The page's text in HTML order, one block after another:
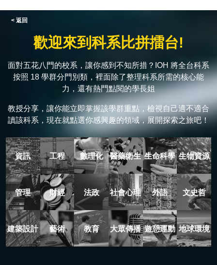
< 返回
歡迎來到科系比拼擂台!
面對五花八門的校系，讓你感到不知所措？IOH 將全台科系
按照 18 學群分門別類，裡面除了整理科系所需的核心能
力，還有熱門點閱的學長姐
教授分享，讓你能立即掌握該學群重點，檢視自己適不適合
讀該科系，現在就點選你感興趣的領域，展開探索之旅吧！
資訊 工程 數理化 醫藥衛生 生命科學 生物資源
管理 財經 法政 社會心理 外語 文史哲
建築設計 藝術 教育 大眾傳播 遊憩運動 地球環境